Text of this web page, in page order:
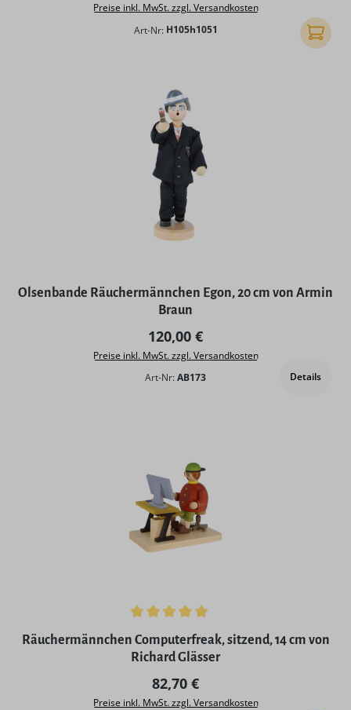
Preise inkl. MwSt. zzgl. Versandkosten
Art-Nr: H105h1051 In den
Olsenbande Räuchermännchen Egon, 20 cm von Armin
Braun
Regulärer Preis:
120,00 €
Preise inkl. MwSt. zzgl. Versandkosten
Art-Nr:AB173 Details
Durchschnittliche Bewertung von 5 von 5 Sternen
Räuchermännchen Computerfreak, sitzend, 14 cm von
Richard Glässer
Regulärer Preis:
82,70 €
Preise inkl. MwSt. zzgl. Versandkosten